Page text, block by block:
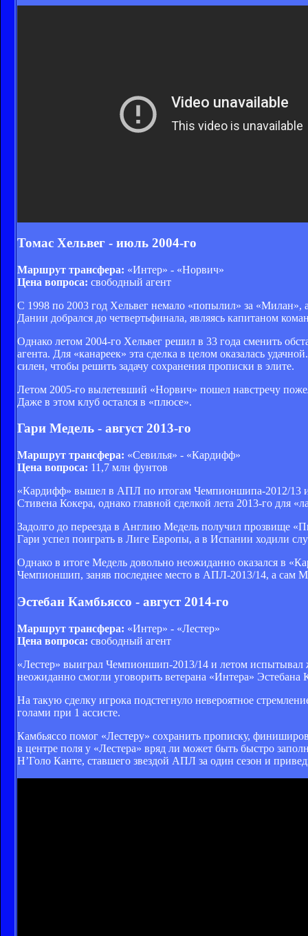
Томас Хельвег - июль 2004-го
Маршрут трансфера: «Интер» - «Норвич»
Цена вопроса: свободный агент
С 1998 по 2003 год Хельвег немало «попылил» за «Милан»,
Дании добрался до четвертьфинала, являясь капитаном
Однако летом 2004-го Хельвег решил в 33 года сменить
агента. Для «канареек» эта сделка в целом оказалась
силен, чтобы решить задачу сохранения прописки в элите.
Летом 2005-го вылетевший «Норвич» пошел навстречу
Даже в этом клуб остался в «плюсе».
Гари Медель - август 2013-го
Маршрут трансфера: «Севилья» - «Кардифф»
Цена вопроса: 11,7 млн фунтов
«Кардифф» вышел в АПЛ по итогам Чемпионшипа-2012/13
Стивена Кокера, однако главной сделкой лета 2013-го для
Задолго до переезда в Англию Медель получил прозвище
Гари успел поиграть в Лиге Европы, а в Испании ходили
Однако в итоге Медель довольно неожиданно оказался в
Чемпионшип, заняв последнее место в АПЛ-2013/14, а сам
Эстебан Камбьяссо - август 2014-го
Маршрут трансфера: «Интер» - «Лестер»
Цена вопроса: свободный агент
«Лестер» выиграл Чемпионшип-2013/14 и летом испытывал
неожиданно смогли уговорить ветерана «Интера»
На такую сделку игрока подстегнуло невероятное
голами при 1 ассисте.
Камбьяссо помог «Лестеру» сохранить прописку,
в центре поля у «Лестера» вряд ли может быть быстро
Н’Голо Канте, ставшего звездой АПЛ за один сезон и